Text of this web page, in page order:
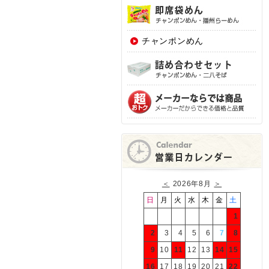
チャンポンめん
＜ 2026年8月
＞
日
月 火 水 木 金
土
1
2
3 4 5 6 7
8
9
10 11 12 13 14 15
16
17 18 19 20 21 22